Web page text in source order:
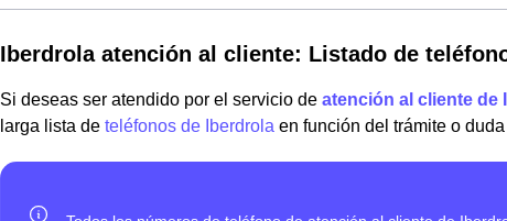
Iberdrola atención al cliente: Listado de
Si deseas ser atendido por el servicio de atención al cliente de
larga lista de teléfonos de Iberdrola en función del trámite o